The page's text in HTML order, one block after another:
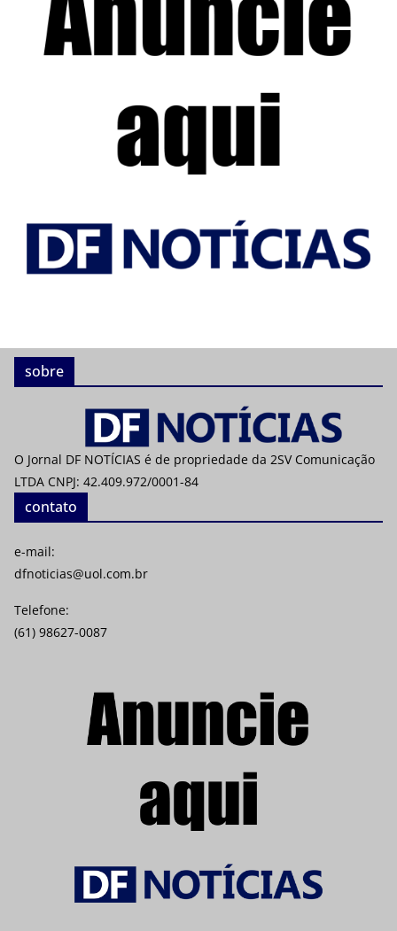
sobre
O Jornal DF NOTÍCIAS é de propriedade da 2SV Comunicação
LTDA CNPJ: 42.409.972/0001-84
contato
e-mail:
dfnoticias@uol.com.br
Telefone:
(61) 98627-0087